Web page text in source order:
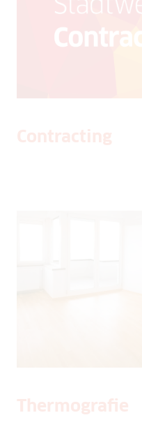
Contracting
Thermografie